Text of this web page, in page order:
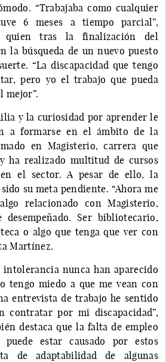
“Trabajaba como cualquier
6 meses a tiempo parcial”,
quien tras la finalización del
la búsqueda de un nuevo puesto
“La discapacidad que tengo
pero yo el trabajo que pueda
mejor”.
y la curiosidad por aprender le
a formarse en el ámbito de la
en Magisterio, carrera que
ha realizado multitud de cursos
en el sector. A pesar de ello, la
su meta pendiente. “Ahora me
relacionado con Magisterio,
Ser bibliotecario,
o algo que tenga que ver con
Martínez.
intolerancia nunca han aparecido
tengo miedo a que me vean con
entrevista de trabajo he sentido
contratar por mi discapacidad”,
destaca que la falta de empleo
puede estar causado por estos
de adaptabilidad de algunas